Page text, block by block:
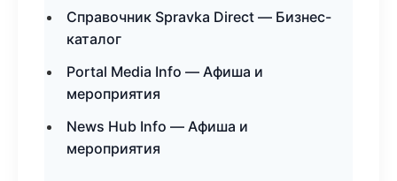
Справочник Spravka Direct — Бизнес-
каталог
Portal Media Info — Афиша и
мероприятия
News Hub Info — Афиша и
мероприятия